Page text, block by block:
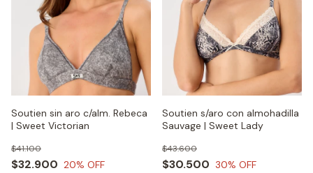
Soutien sin aro c/alm. Rebeca
| Sweet Victorian
$32.900
$41.100
20% OFF
Soutien s/aro con almohadilla
Sauvage | Sweet Lady
$30.500
$43.600
30% OFF